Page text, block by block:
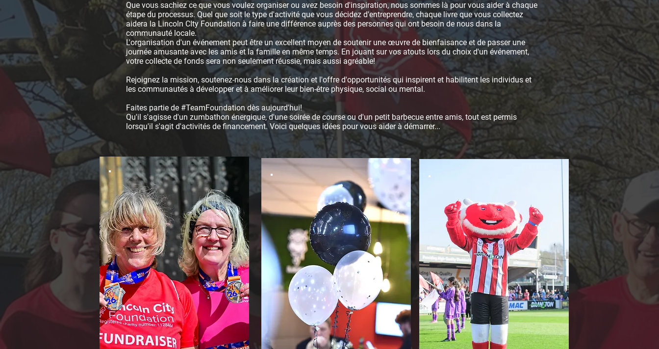
Que vous sachiez ce que vous voulez organiser ou avez besoin d'inspiration, nous sommes là pour vous aider à chaque
étape du processus. Quel que soit le type d'activité que vous décidez d'entreprendre, chaque livre que vous collectez
aidera la Lincoln CIty Foundation à faire une différence auprès des personnes qui ont besoin de nous dans la
communauté locale.
L'organisation d'un événement peut être un excellent moyen de soutenir une œuvre de bienfaisance et de passer une
journée amusante avec les amis et la famille en même temps. En jouant sur vos atouts lors du choix d'un événement,
votre collecte de fonds sera non seulement réussie, mais aussi agréable!
Rejoignez la mission, soutenez-nous dans la création et l'offre d'opportunités qui inspirent et habilitent les individus et
les communautés à développer et à améliorer leur bien-être physique, social ou mental.
Faites partie de #TeamFoundation dès aujourd'hui!
Qu'il s'agisse d'un zumbathon énergique, d'une soirée de course ou d'un petit barbecue entre amis, tout est permis
lorsqu'il s'agit d'activités de financement. Voici quelques idées pour vous aider à démarrer...